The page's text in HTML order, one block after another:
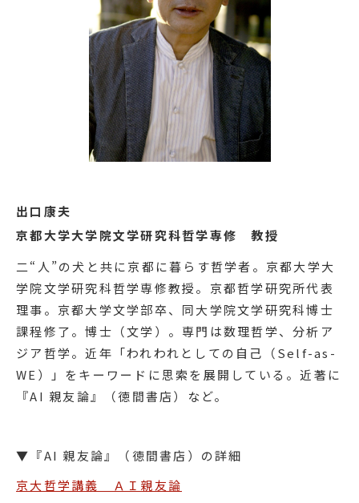
出口康夫
京都大学大学院文学研究科哲学専修 教授
二“人”の犬と共に京都に暮らす哲学者。京都大学大
学院文学研究科哲学専修教授。京都哲学研究所代表
理事。京都大学文学部卒、同大学院文学研究科博士
課程修了。博士（文学）。専門は数理哲学、分析ア
ジア哲学。近年「われわれとしての自己（Self-as-
WE）」をキーワードに思索を展開している。近著に
『AI 親友論』（徳間書店）など。
▼『AI 親友論』（徳間書店）の詳細
京大哲学講義 ＡＩ親友論